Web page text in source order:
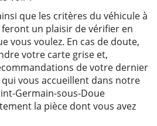
que les critères du véhicule à
feront un plaisir de vérifier en
vous voulez. En cas de doute,
votre carte grise et,
de votre dernier
vous accueillent dans notre
Germain-sous-Doue
la pièce dont vous avez